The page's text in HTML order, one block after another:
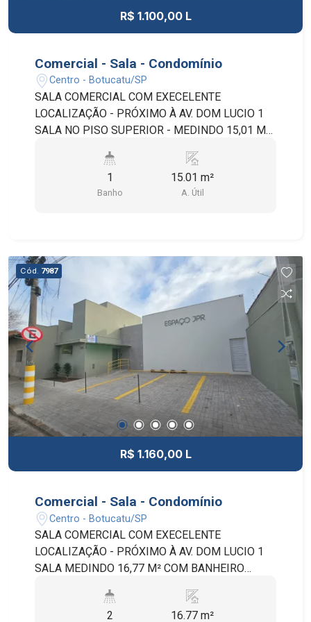
R$ 1.100,00 L
Comercial - Sala - Condomínio
Centro - Botucatu/SP
SALA COMERCIAL COM EXECELENTE
LOCALIZAÇÃO - PRÓXIMO À AV. DOM LUCIO 1
SALA NO PISO SUPERIOR - MEDINDO 15,01 M².
SOCIAL - DE USO COMUM. TAXA DE
CONDOMÍNIO INCLUI: ATENDENTE WI-FI ÁGUA
E ENERGIA DO ESPAÇO COMUM IPTU SEGURO
1
Banho
15.01 m²
A. Útil
Cód. 7987
R$ 1.160,00 L
Comercial - Sala - Condomínio
Centro - Botucatu/SP
SALA COMERCIAL COM EXECELENTE
LOCALIZAÇÃO - PRÓXIMO À AV. DOM LUCIO 1
SALA MEDINDO 16,77 M² COM BANHEIRO
BANHEIRO SOCIAL - DE USO COMUM. TAXA DE
CONDOMÍNIO INCLUI: ATENDENTE WI-FI ÁGUA
2 16.77 m²